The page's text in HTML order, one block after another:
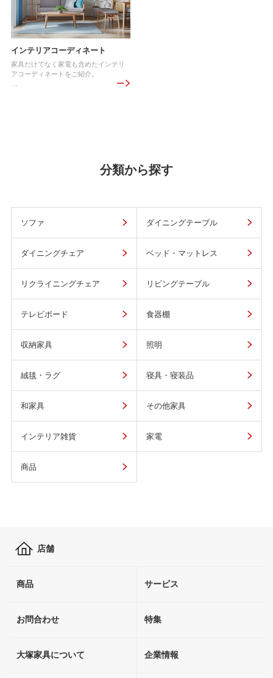
インテリアコーディネート
家具だけでなく家電も含めたインテリ
アコーディネートをご紹介。
…
分類から探す
ソファ ダイニングテーブル
ダイニングチェア ベッド・マットレス
リクライニングチェア リビングテーブル
テレビボード 食器棚
収納家具 照明
絨毯・ラグ 寝具・寝装品
和家具 その他家具
インテリア雑貨 家電
商品
店舗
商品 サービス
お問合わせ 特集
大塚家具について 企業情報